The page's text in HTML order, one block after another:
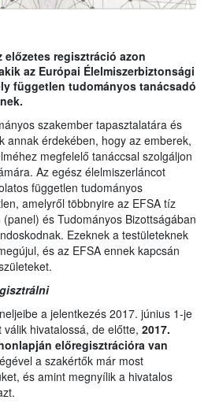
előzetes regisztráció azon
az Európai Élelmiszerbiztonsági
független tudományos tanácsadó
szakember tapasztalatára és
annak érdekében, hogy az emberek,
megfelelő tanáccsal szolgáljon
Az egész élelmiszerláncot
független tudományos
amelyről többnyire az EFSA tíz
és Tudományos Bizottságában
Ezeknek a testületeknek
és az EFSA ennek kapcsán
a jelentkezés 2017. június 1-je
hivatalossá, de előtte, 2017.
előregisztrációra van
a szakértők már most
és amint megnyílik a hivatalos